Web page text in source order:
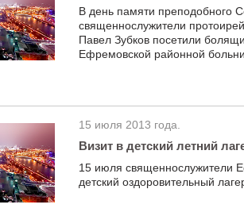
В день памяти преподобного
священнослужители
Павел Зубков посетили
Ефремовской районной
15 июля 2013 года.
Визит в детский летний
15 июля священнослужители
детский оздоровительный